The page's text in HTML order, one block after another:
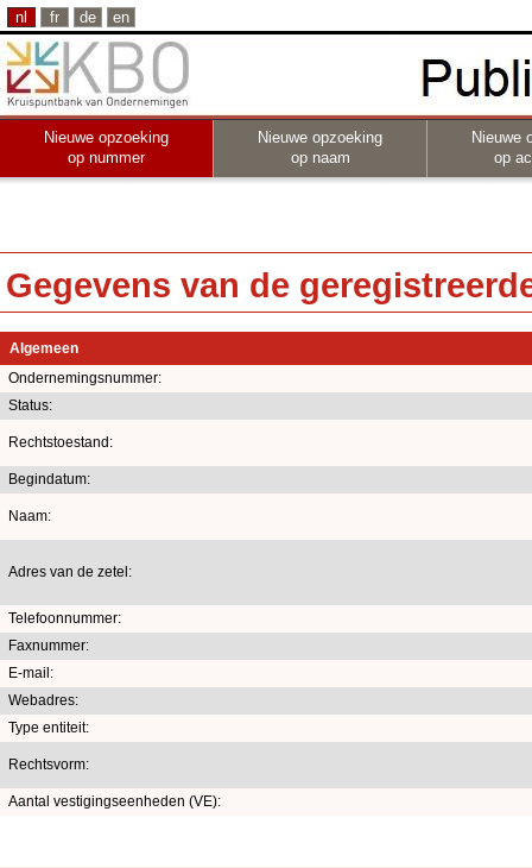
nl fr de en
Nieuwe opzoeking
op nummer
Nieuwe opzoeking
op naam
Nieuwe
op
Gegevens van de
Algemeen
Ondernemingsnummer:
Status:
Rechtstoestand:
Begindatum:
Naam:
Adres van de zetel:
Telefoonnummer:
Faxnummer:
E-mail:
Webadres:
Type entiteit:
Rechtsvorm:
Aantal vestigingseenheden (VE):